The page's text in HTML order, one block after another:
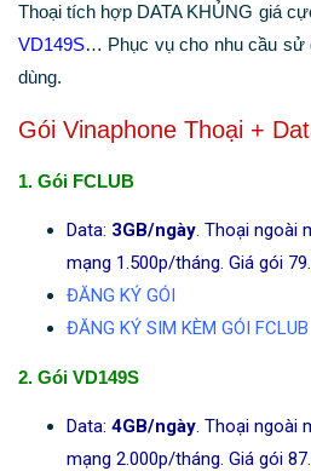
Thoại tích hợp DATA KHỦNG giá
VD149S… Phục vụ cho nhu cầu sử
dùng.
Gói Vinaphone Thoại +
1. Gói FCLUB
Data: 3GB/ngày. Thoại ngoài
mạng 1.500p/tháng. Giá gói
ĐĂNG KÝ GÓI
ĐĂNG KÝ SIM KÈM GÓI FCLUB
2. Gói VD149S
Data: 4GB/ngày. Thoại ngoài
mạng 2.000p/tháng. Giá gói